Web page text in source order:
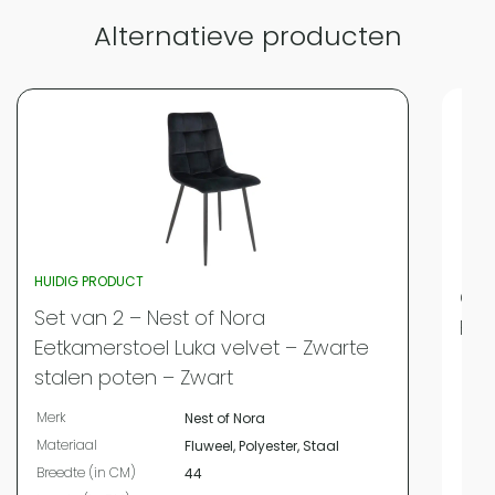
Alternatieve producten
HUIDIG PRODUCT
Set van 2 – Nest of Nora
Eetkamerstoel Luka velvet – Zwarte
stalen poten – Zwart
Merk
Nest of Nora
Materiaal
Fluweel, Polyester, Staal
Breedte (in CM)
44